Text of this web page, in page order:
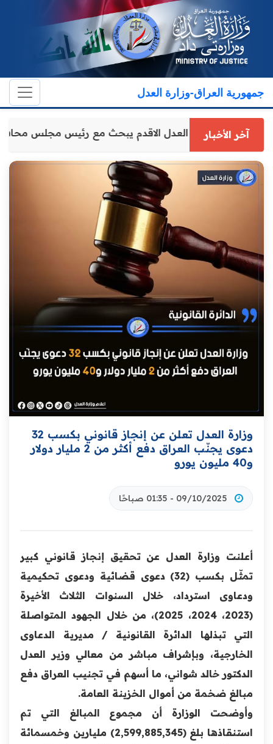
جمهورية العراق-وزارة العدل
آخر الأخباروكيل وزارة العدل الاقدم يبحث مع رئيس مجلس
وزارة العدل تعلن عن إنجاز قانوني بكسب 32
دعوى يجنّب العراق دفع أكثر من 2 مليار دولار
و40 مليون يورو
09/10/2025 - 01:35 صباحًا
أعلنت وزارة العدل عن تحقيق إنجاز قانوني كبير
تمثّل بكسب (32) دعوى قضائية ودعوى تحكيمية
ودعاوى استرداد، خلال السنوات الثلاث الأخيرة
(2023، 2024، 2025)، من خلال الجهود المتواصلة
التي تبذلها الدائرة القانونية / مديرية الدعاوى
الخارجية، وبإشراف مباشر من معالي وزير العدل
الدكتور خالد شواني، ما أسهم في تجنيب العراق دفع
مبالغ ضخمة من أموال الخزينة العامة.
وأوضحت الوزارة أن مجموع المبالغ التي تم
استنقاذها بلغ (2,599,885,345) مليارين وخمسمائة